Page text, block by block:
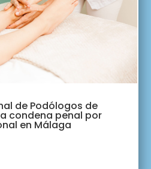
de Podólogos de
condena penal por
en Málaga